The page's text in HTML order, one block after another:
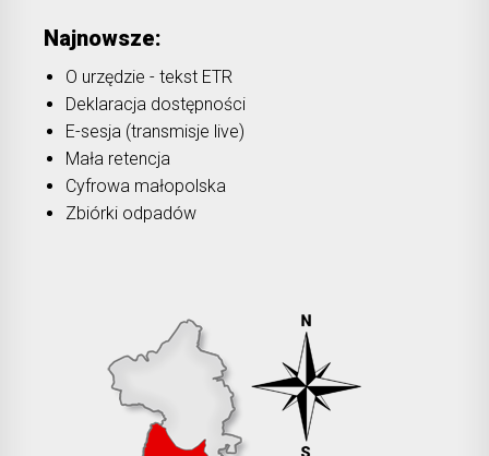
Najnowsze:
O urzędzie - tekst ETR
Deklaracja dostępności
E-sesja (transmisje live)
Mała retencja
Cyfrowa małopolska
Zbiórki odpadów